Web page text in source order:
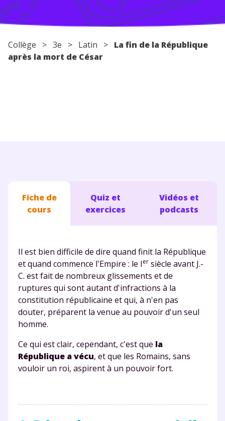
Conseils pour les parents
Collège > 3e > Latin > La fin de la République
après la mort de César
Fiche de
cours
Quiz et
exercices
Vidéos et
podcasts
Il est bien difficile de dire quand finit la République
et quand commence l'Empire : le Ier siècle avant J.-
C. est fait de nombreux glissements et de
ruptures qui sont autant d'infractions à la
constitution républicaine et qui, à n'en pas
douter, préparent la venue au pouvoir d'un seul
homme.
Ce qui est clair, cependant, c'est que la
République a vécu, et que les Romains, sans
vouloir un roi, aspirent à un pouvoir fort.